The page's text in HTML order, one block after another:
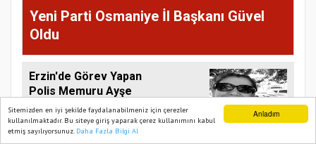
Anladım
Sitemizden en iyi şekilde faydalanabilmeniz için çerezler
kullanılmaktadır. Bu siteye giriş yaparak çerez kullanımını kabul
etmiş sayılıyorsunuz. Daha Fazla Bilgi Al
Yeni Parti Osmaniye İl Başkanı Güvel
Oldu
Erzin'de Görev Yapan
Polis Memuru Ayşe
Akdoğan Vefat Etti
Ana Sayfa Web TV